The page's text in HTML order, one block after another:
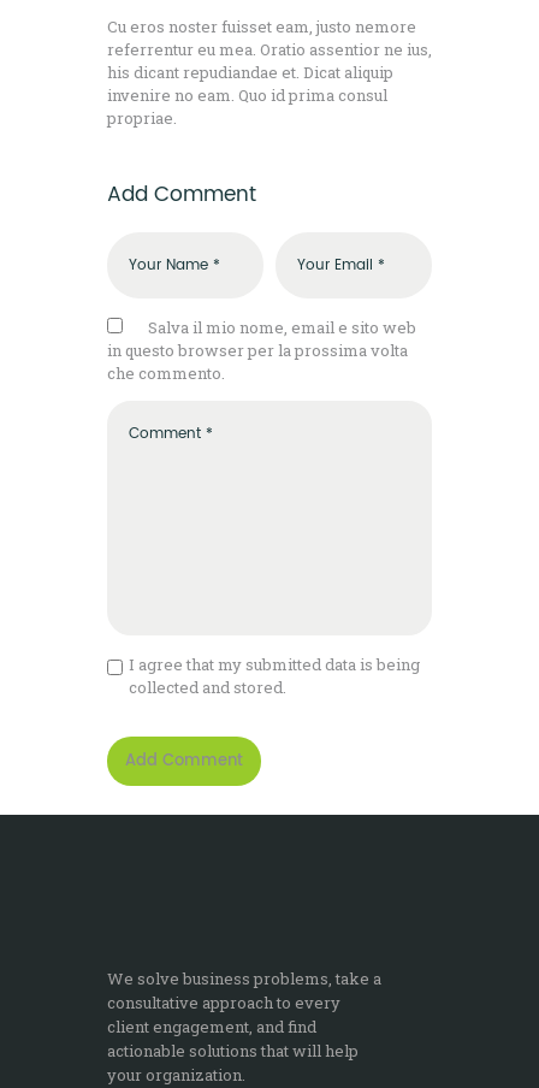
Cu eros noster fuisset eam, justo nemore
referrentur eu mea. Oratio assentior ne ius,
his dicant repudiandae et. Dicat aliquip
invenire no eam. Quo id prima consul
propriae.
Add Comment
Salva il mio nome, email e sito web
in questo browser per la prossima volta
che commento.
I agree that my submitted data is being
collected and stored.
We solve business problems, take a
consultative approach to every
client engagement, and find
actionable solutions that will help
your organization.